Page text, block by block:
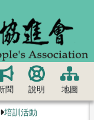
聞 說明 地圖
培訓活動